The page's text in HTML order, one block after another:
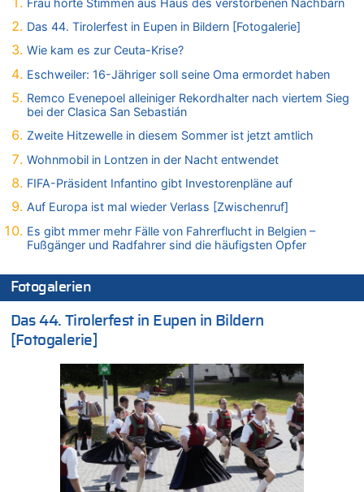
Mehrere Menschen in Londons City niedergestochen
05.08.2026 - 23:29 von Zuhörer zu
Wasserstand des Rheins in NRW so niedrig wie noch nie
05.08.2026 - 22:35 von Chips zu
Wasserstand des Rheins in NRW so niedrig wie noch nie
05.08.2026 - 22:31 von Chips zu
Mehrere Menschen in Londons City niedergestochen
05.08.2026 - 21:53 von Karli Dall zu
Mehrere Menschen in Londons City niedergestochen
05.08.2026 - 21:15 von Joseph Meyer zu
Wasserstand des Rheins in NRW so niedrig wie noch nie
05.08.2026 - 21:10 von Ahja zu
Wasserstand des Rheins in NRW so niedrig wie noch nie
05.08.2026 - 21:05 von Oberstes Kommentargremium zu
Wie kam es zur Ceuta-Krise?
05.08.2026 - 20:50 von Tierexperte zu
Aachen ab 11. August wieder Mekka des Pferdesports –
Belgien setzt bei Reit-WM auf starke Springreiter
05.08.2026 - 20:38 von Willi Müller zu
Mehrere Menschen in Londons City niedergestochen
05.08.2026 - 20:36 von Islam Experte zu
Das 44. Tirolerfest in Eupen in Bildern [Fotogalerie]
Wie kam es zur Ceuta-Krise?
Eschweiler: 16-Jähriger soll seine Oma ermordet haben
Remco Evenepoel alleiniger Rekordhalter nach viertem Sieg
bei der Clasica San Sebastián
Zweite Hitzewelle in diesem Sommer ist jetzt amtlich
Wohnmobil in Lontzen in der Nacht entwendet
FIFA-Präsident Infantino gibt Investorenpläne auf
Auf Europa ist mal wieder Verlass [Zwischenruf]
Es gibt mmer mehr Fälle von Fahrerflucht in Belgien –
Fußgänger und Radfahrer sind die häufigsten Opfer
Fotogalerien
Das 44. Tirolerfest in Eupen in Bildern
[Fotogalerie]